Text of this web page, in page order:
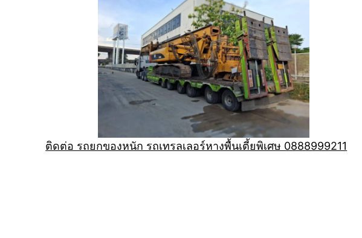
ติดต่อ รถยกของหนัก รถเทรลเลอร์หางพื้นเตี้ยพิเศษ 0888999211